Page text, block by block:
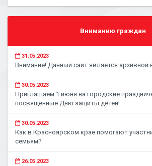
Вниманию граждан
31.05.2023
Внимание! Данный сайт является архивной
30.05.2023
Приглашаем 1 июня на городские
посвященные Дню защиты детей!
30.05.2023
Как в Красноярском крае помогают
семьям?
26.05.2023